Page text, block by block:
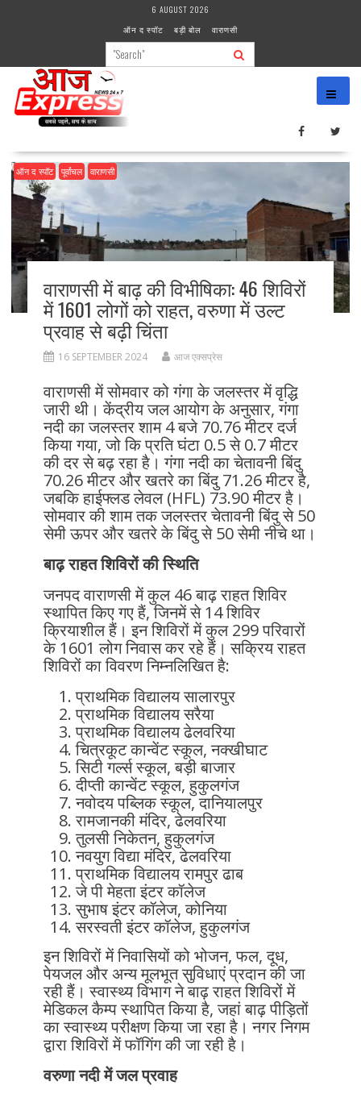
6 AUGUST 2026
ऑन द स्पॉट
बड़ी बोल वाराणसी
ऑन द स्पॉट पूर्वांचल वाराणसी
वाराणसी में बाढ़ की विभीषिका: 46 शिविरों
में 1601 लोगों को राहत, वरुणा में उल्ट
प्रवाह से बढ़ी चिंता
16 SEPTEMBER 2024 आज एक्सप्रेस
वाराणसी में सोमवार को गंगा के जलस्तर में वृद्धि
जारी थी। केंद्रीय जल आयोग के अनुसार, गंगा
नदी का जलस्तर शाम 4 बजे 70.76 मीटर दर्ज
किया गया, जो कि प्रति घंटा 0.5 से 0.7 मीटर
की दर से बढ़ रहा है। गंगा नदी का चेतावनी बिंदु
70.26 मीटर और खतरे का बिंदु 71.26 मीटर है,
जबकि हाईफ्लड लेवल (HFL) 73.90 मीटर है।
सोमवार की शाम तक जलस्तर चेतावनी बिंदु से 50
सेमी ऊपर और खतरे के बिंदु से 50 सेमी नीचे था।
बाढ़ राहत शिविरों की स्थिति
जनपद वाराणसी में कुल 46 बाढ़ राहत शिविर
स्थापित किए गए हैं, जिनमें से 14 शिविर
क्रियाशील हैं। इन शिविरों में कुल 299 परिवारों
के 1601 लोग निवास कर रहे हैं। सक्रिय राहत
शिविरों का विवरण निम्नलिखित है:
प्राथमिक विद्यालय सालारपुर
प्राथमिक विद्यालय सरैया
प्राथमिक विद्यालय ढेलवरिया
चित्रकूट कान्वेंट स्कूल, नक्खीघाट
सिटी गर्ल्स स्कूल, बड़ी बाजार
दीप्ती कान्वेंट स्कूल, हुकुलगंज
नवोदय पब्लिक स्कूल, दानियालपुर
रामजानकी मंदिर, ढेलवरिया
तुलसी निकेतन, हुकुलगंज
नवयुग विद्या मंदिर, ढेलवरिया
प्राथमिक विद्यालय रामपुर ढाब
जे पी मेहता इंटर कॉलेज
सुभाष इंटर कॉलेज, कोनिया
सरस्वती इंटर कॉलेज, हुकुलगंज
इन शिविरों में निवासियों को भोजन, फल, दूध,
पेयजल और अन्य मूलभूत सुविधाएं प्रदान की जा
रही हैं। स्वास्थ्य विभाग ने बाढ़ राहत शिविरों में
मेडिकल कैम्प स्थापित किया है, जहां बाढ़ पीड़ितों
का स्वास्थ्य परीक्षण किया जा रहा है। नगर निगम
द्वारा शिविरों में फॉगिंग की जा रही है।
वरुणा नदी में जल प्रवाह